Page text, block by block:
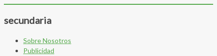
secundaria
Sobre Nosotros
Publicidad